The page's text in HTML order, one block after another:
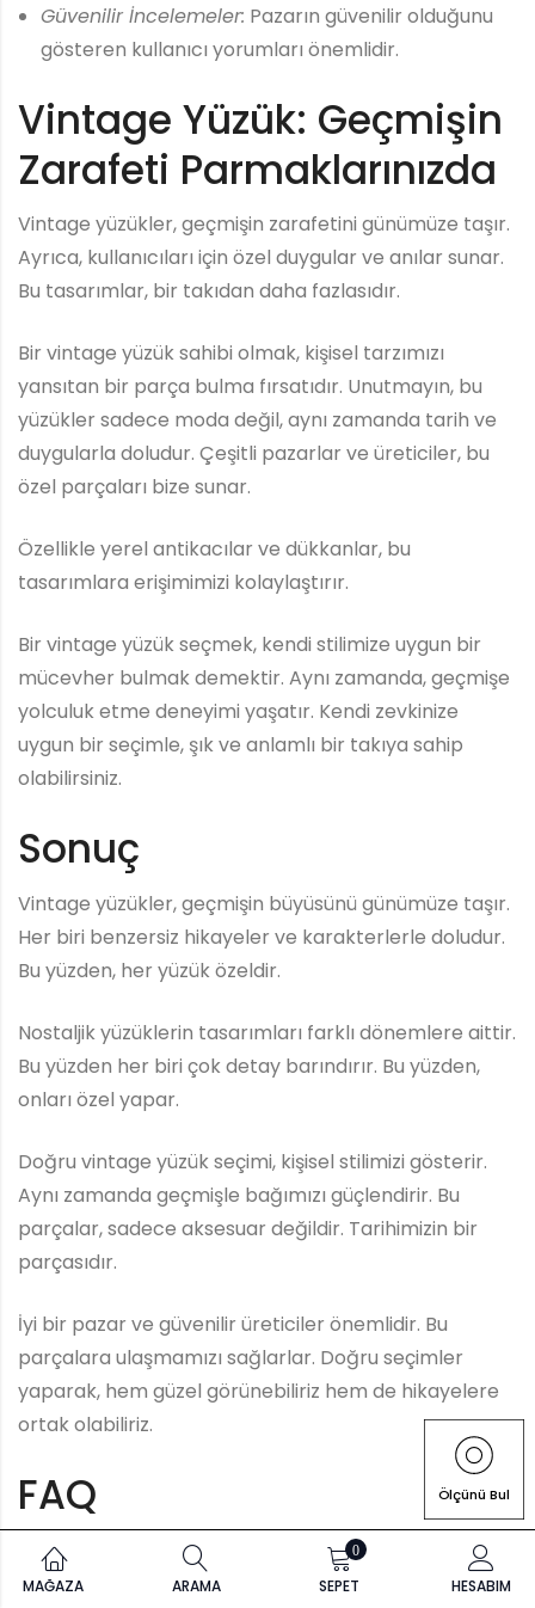
Ölçünü Bul
Güvenilir İncelemeler: Pazarın güvenilir olduğunu
gösteren kullanıcı yorumları önemlidir.
Vintage Yüzük: Geçmişin
Zarafeti Parmaklarınızda
Vintage yüzükler, geçmişin zarafetini günümüze taşır.
Ayrıca, kullanıcıları için özel duygular ve anılar sunar.
Bu tasarımlar, bir takıdan daha fazlasıdır.
Bir vintage yüzük sahibi olmak, kişisel tarzımızı
yansıtan bir parça bulma fırsatıdır. Unutmayın, bu
yüzükler sadece moda değil, aynı zamanda tarih ve
duygularla doludur. Çeşitli pazarlar ve üreticiler, bu
özel parçaları bize sunar.
Özellikle yerel antikacılar ve dükkanlar, bu
tasarımlara erişimimizi kolaylaştırır.
Bir vintage yüzük seçmek, kendi stilimize uygun bir
mücevher bulmak demektir. Aynı zamanda, geçmişe
yolculuk etme deneyimi yaşatır. Kendi zevkinize
uygun bir seçimle, şık ve anlamlı bir takıya sahip
olabilirsiniz.
Sonuç
Vintage yüzükler, geçmişin büyüsünü günümüze taşır.
Her biri benzersiz hikayeler ve karakterlerle doludur.
Bu yüzden, her yüzük özeldir.
Nostaljik yüzüklerin tasarımları farklı dönemlere aittir.
Bu yüzden her biri çok detay barındırır. Bu yüzden,
onları özel yapar.
Doğru vintage yüzük seçimi, kişisel stilimizi gösterir.
Aynı zamanda geçmişle bağımızı güçlendirir. Bu
parçalar, sadece aksesuar değildir. Tarihimizin bir
parçasıdır.
İyi bir pazar ve güvenilir üreticiler önemlidir. Bu
parçalara ulaşmamızı sağlarlar. Doğru seçimler
yaparak, hem güzel görünebiliriz hem de hikayelere
ortak olabiliriz.
FAQ
Vintage yüzükleri nasıl
tanımlarız?
MAĞAZA ARAMA
0
SEPET HESABIM